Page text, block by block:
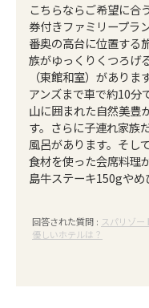
こちらならご希望に合
券付きファミリープラ
番奥の高台に位置する
族がゆっくりくつろげ
（東館和室）があり
アンズまで車で約10分
山に囲まれた自然美豊
す。さらに子連れ家族
風呂があります。そし
食材を使った会席料理
島牛ステーキ150gやめ
回答された質問 : スパリゾー
優しいホテルは？